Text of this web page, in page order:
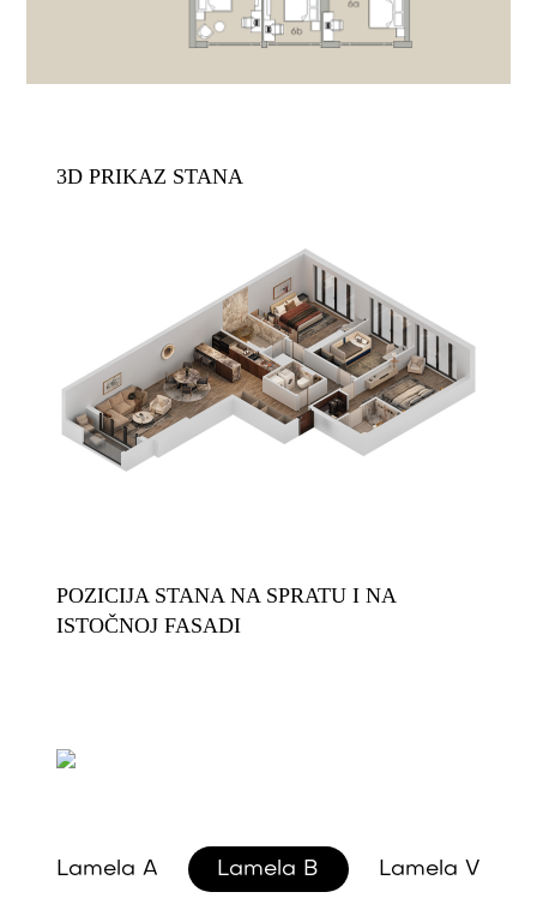
3D PRIKAZ STANA
POZICIJA STANA NA SPRATU I NA
ISTOČNOJ FASADI
Lamela A Lamela B Lamela V